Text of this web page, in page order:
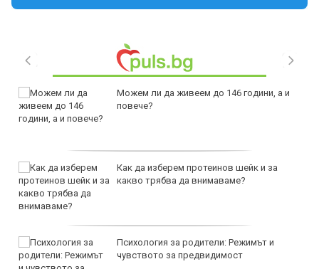
Можем ли да живеем до 146 години, а и
повече?
Как да изберем протеинов шейк и за
какво трябва да внимаваме?
Психология за родители: Режимът и
чувството за предвидимост